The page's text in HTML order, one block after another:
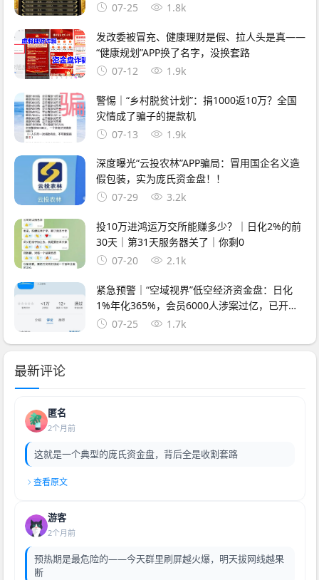
07-25
1.8k
发改委被冒充、健康理财是假、拉人头是真——
“健康规划”APP换了名字，没换套路
07-12
1.9k
警惕｜“乡村脱贫计划”：捐1000返10万？全国
灾情成了骗子的提款机
07-13
1.9k
深度曝光“云投农林”APP骗局：冒用国企名义造
假包装，实为庞氏资金盘！！
07-29
3.2k
投10万进鸿运万交所能赚多少？｜日化2%的前
30天｜第31天服务器关了｜你剩0
07-20
2.1k
紧急预警｜“空域视界”低空经济资金盘：日化
1%年化365%，会员6000人涉案过亿，已开始
单割封号——智航智引怎么崩的，它就怎么崩
07-25 1.7k
最新评论
匿名
2个月前
这就是一个典型的庞氏资金盘，背后全是收割套路
查看原文
游客
2个月前
预热期是最危险的——今天群里刷屏越火爆，明天拔网线越果
断